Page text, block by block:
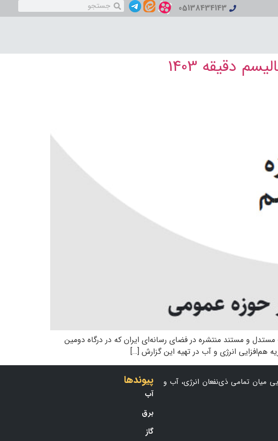
05138434143
دقیقه 1403
و مستند منتشره در فضای رسانه‌ای ایران که در درگاه دومین
میان تمامی ذی‌نفعان انرژی، آب و
پیوندها
آب
برق
گاز